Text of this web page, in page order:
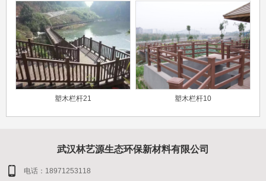
塑木栏杆21 塑木栏杆10
武汉林艺源生态环保新材料有限公司
电话：18971253118